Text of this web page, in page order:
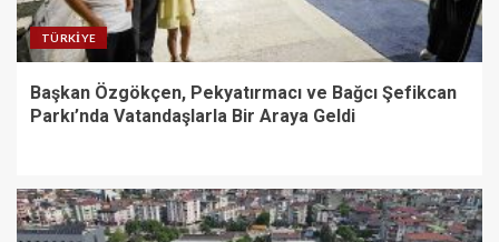
TÜRKIYE
Başkan Özgökçen, Pekyatırmacı ve Bağcı Şefikcan
Parkı’nda Vatandaşlarla Bir Araya Geldi